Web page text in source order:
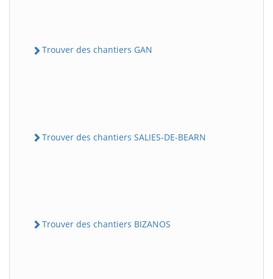
Trouver des chantiers GAN
Trouver des chantiers SALIES-DE-BEARN
Trouver des chantiers BIZANOS